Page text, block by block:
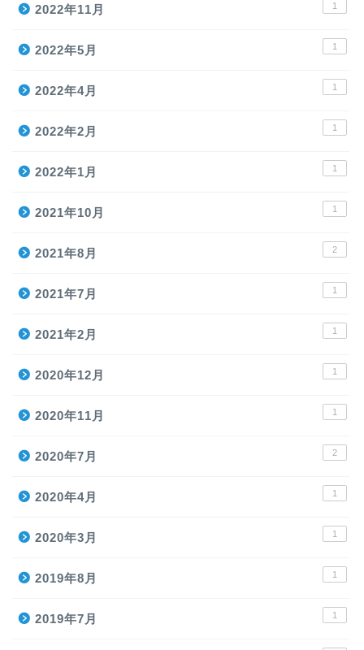
2022年11月 1
2022年5月 1
2022年4月 1
2022年2月 1
2022年1月 1
2021年10月 1
2021年8月 2
2021年7月 1
2021年2月 1
2020年12月 1
2020年11月 1
2020年7月 2
2020年4月 1
2020年3月 1
2019年8月 1
2019年7月 1